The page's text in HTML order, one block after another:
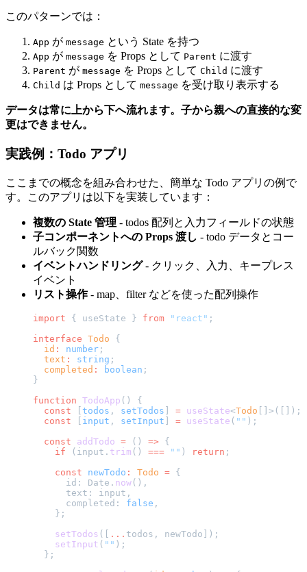
このパターンでは：
App が message という State を持つ
App が message を Props として Parent に渡す
Parent が message を Props として Child に渡す
Child は Props として message を受け取り表示する
データは常に上から下へ流れます。子から親への直接的な変
更はできません。
実践例：Todo アプリ
ここまでの概念を組み合わせた、簡単な Todo アプリの例で
す。このアプリは以下を実装しています：
複数の State 管理 - todos 配列と入力フィールドの状態
子コンポーネントへの Props 渡し - todo データとコー
ルバック関数
イベントハンドリング- クリック、入力、キープレス
イベント
リスト操作- map、filter などを使った配列操作
import { useState } from "react" ;
interface Todo {
  id
: number ;
  text
: string ;
  completed
: boolean ;
}
function TodoApp () {
  const
[todos , setTodos ] = useState<Todo []>([]);
  const
[ input , setInput ] = useState ( "" );
  const
addTodo = () => {
    if
(input. trim () === "" ) return ;
    const
newTodo : Todo = {
      id: Date.
now (),
      text: input,
      completed:
false ,
    };
    setTodos
([ ... todos, newTodo]);
    setInput
( "" );
  };